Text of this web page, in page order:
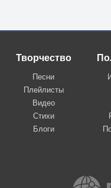
Творчество
Песни
Плейлисты
Видео
Стихи
Блоги